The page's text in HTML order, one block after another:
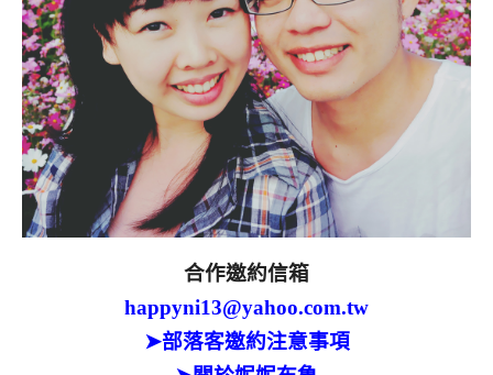
合作邀約信箱
happyni13@yahoo.com.tw
➤部落客邀約注意事項